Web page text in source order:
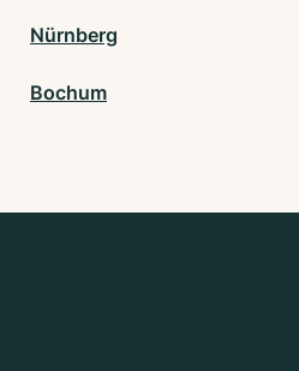
Nürnberg
Bochum